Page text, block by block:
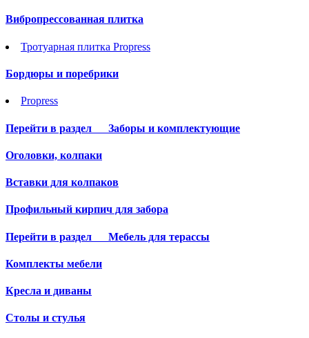
Вибропрессованная плитка
Тротуарная плитка Propress
Бордюры и поребрики
Propress
Перейти в раздел Заборы и комплектующие
Оголовки, колпаки
Вставки для колпаков
Профильный кирпич для забора
Перейти в раздел Мебель для терассы
Комплекты мебели
Кресла и диваны
Столы и стулья